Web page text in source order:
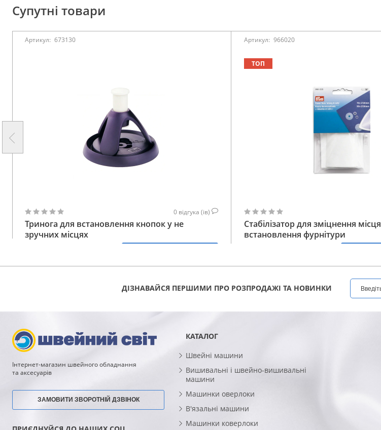
Супутні товари
Артикул: 673130
0 відгука (ів)
Тринога для встановлення кнопок у не
зручних місцях
Артикул: 966020
ТОП
Стабілізатор для зміцнення місця
встановлення фурнітури
ДІЗНАВАЙСЯ ПЕРШИМИ ПРО РОЗПРОДАЖІ ТА НОВИНКИ
Інтернет-магазин швейного обладнання
та аксесуарів
ЗАМОВИТИ ЗВОРОТНІЙ ДЗВІНОК
КАТАЛОГ
Швейні машини
Вишивальні і швейно-вишивальні
машини
Машинки оверлоки
В'язальні машини
Машинки коверлоки